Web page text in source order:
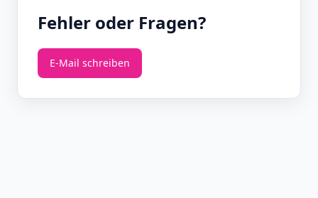
Fehler oder Fragen?
E‑Mail schreiben